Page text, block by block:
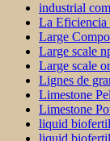
industrial
La Eficiencia
Large
Large scale
Large scale
Lignes de
Limestone
Limestone
liquid